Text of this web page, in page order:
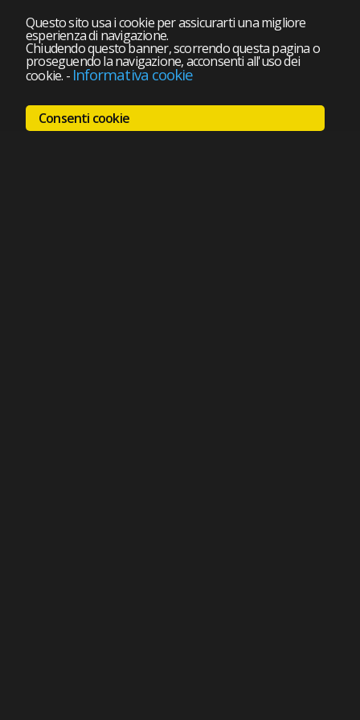
Questo sito usa i cookie per assicurarti una migliore
esperienza di navigazione.
Chiudendo questo banner, scorrendo questa pagina o
proseguendo la navigazione, acconsenti all'uso dei
cookie. - Informativa cookie
Consenti cookie